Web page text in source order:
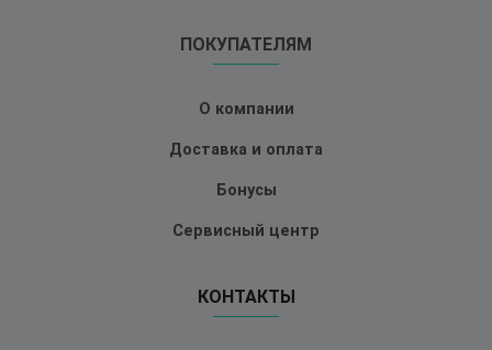
ПОКУПАТЕЛЯМ
О компании
Доставка и оплата
Бонусы
Сервисный центр
КОНТАКТЫ